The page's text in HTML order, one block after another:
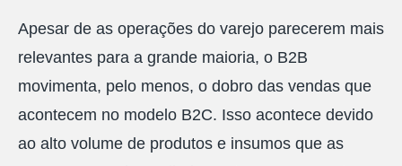
Apesar de as operações do varejo parecerem mais
relevantes para a grande maioria, o B2B
movimenta, pelo menos, o dobro das vendas que
acontecem no modelo B2C. Isso acontece devido
ao alto volume de produtos e insumos que as